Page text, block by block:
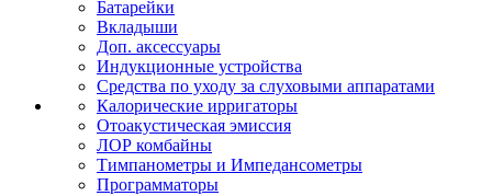
Батарейки
Вкладыши
Доп. аксессуары
Индукционные устройства
Средства по уходу за слуховыми аппаратами
Калорические ирригаторы
Отоакустическая эмиссия
ЛОР комбайны
Тимпанометры и Импедансометры
Программаторы